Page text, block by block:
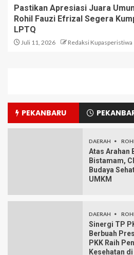
Pastikan Apresiasi Juara
Rohil Fauzi Efrizal Segera
LPTQ
Juli 11, 2026 Redaksi Kupasperistiwa
PEKANBARU
DAERAH
Atas Arahan
Bistamam,
Budaya
UMKM
DAERAH
Sinergi TP
Berbuah
PKK Raih
Kesehatan